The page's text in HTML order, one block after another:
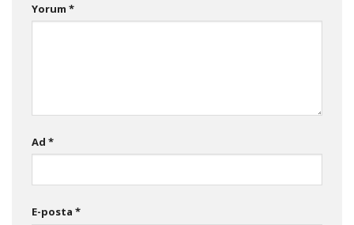
Yorum *
Ad *
E-posta *